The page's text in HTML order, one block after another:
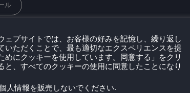
ル
ェブサイトでは、お客様の好みを記憶し、繰り返し
いただくことで、最も適切なエクスペリエンスを提
めにクッキーを使用しています。同意する」をクリ
と、すべてのクッキーの使用に同意したことになり
人情報を販売しないでください.